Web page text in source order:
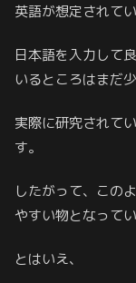
英語が想定されて
日本語を入力して
いるところはまだ
実際に研究されて
す。
したがって、この
やすい物となってい
とはいえ、